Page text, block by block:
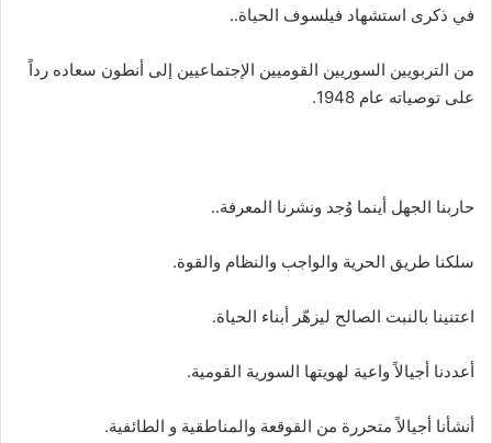
في ذكرى استشهاد فيلسوف الحياة..
من التربويين السوريين القوميين الإجتماعيين إلى أنطون سعاده رداً
على توصياته عام 1948.
حاربنا الجهل أينما وُجد ونشرنا المعرفة..
سلكنا طريق الحرية والواجب والنظام والقوة.
اعتنينا بالنبت الصالح ليزهّر أبناء الحياة.
أعددنا أجيالاً واعية لهويتها السورية القومية.
أنشأنا أجيالاً متحررة من القوقعة والمناطقية و الطائفية.